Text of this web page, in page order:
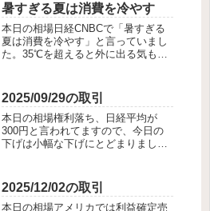
暑すぎる夏は消費を冷やす
本日の相場日経CNBCで「暑すぎる
夏は消費を冷やす」と言っていまし
た。35℃を超えると外に出る気も起
ってしまう程、暑い日が続きます。
ビール銘柄とか、ディズニーランド
が下げていま...
2025/09/29の取引
本日の相場権利落ち、日経平均が
300円と言われてますので、今日の
下げは小幅な下げにとどまりまし
ですが、今日、それがTOPIXに流れ
込んでこないのが残念に思いまし
た。きっと、米国...
2025/12/02の取引
本日の相場アメリカでは利益確定売